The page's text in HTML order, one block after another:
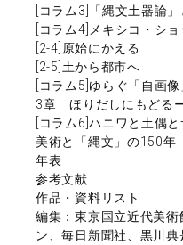
[コラム3]「縄文土器論
[コラム4]メキシコ・ショ
[2-4]原始にかえる
[2-5]土から都市へ
[コラム5]ゆらぐ「自画
3章 ほりだしにもどる
[コラム6]ハニワと土偶
美術と「縄文」の150
年表
参考文献
作品・資料リスト
編集：東京国立近代美
ン、毎日新聞社、黒川典